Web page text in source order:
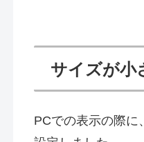
サイズが小
PCでの表示の際に